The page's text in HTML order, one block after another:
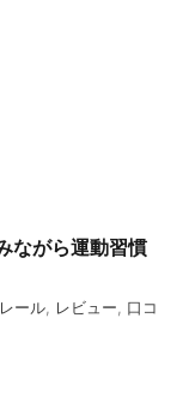
ながら運動習慣
ール レビュー
口コ